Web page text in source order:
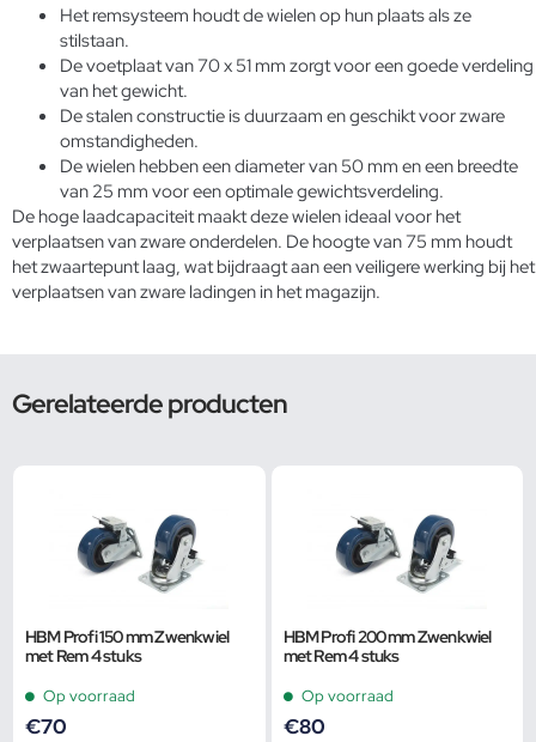
Het remsysteem houdt de wielen op hun plaats als ze
stilstaan.
De voetplaat van 70 x 51 mm zorgt voor een goede verdeling
van het gewicht.
De stalen constructie is duurzaam en geschikt voor zware
omstandigheden.
De wielen hebben een diameter van 50 mm en een breedte
van 25 mm voor een optimale gewichtsverdeling.
De hoge laadcapaciteit maakt deze wielen ideaal voor het
verplaatsen van zware onderdelen. De hoogte van 75 mm houdt
het zwaartepunt laag, wat bijdraagt aan een veiligere werking bij het
verplaatsen van zware ladingen in het magazijn.
Gerelateerde producten
HBM Profi 150 mm Zwenkwiel
met Rem 4 stuks
Op voorraad
€70
HBM Profi 200 mm Zwenkwiel
met Rem 4 stuks
Op voorraad
€80